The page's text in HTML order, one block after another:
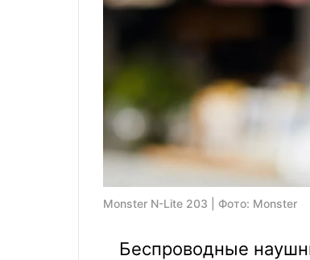
Monster N-Lite 203 | Фото: Monster
Беспроводные